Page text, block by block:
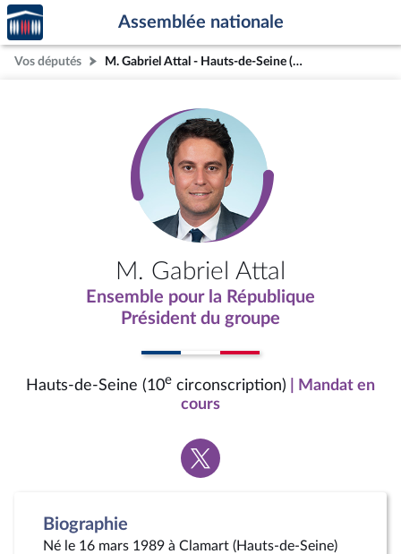
Aller au contenu
Aller en bas de la page
Accèder
à la
page
d'accueil
Assemblée nationale
Vos députés M. Gabriel Attal - Hauts-de-Seine (10e circonscription)
M. Gabriel Attal
Ensemble pour la République
Président du groupe
Hauts-de-Seine (10e circonscription)
| Mandat en
cours
Voir
la
Biographie
Né le 16 mars 1989 à Clamart (Hauts-de-Seine)